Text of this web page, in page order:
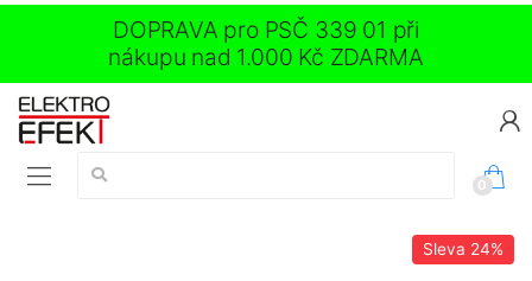
DOPRAVA pro PSČ 339 01 při
nákupu nad 1.000 Kč ZDARMA
Vyhledávání:
0
Sleva 24%